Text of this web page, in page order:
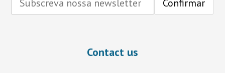
Contact us